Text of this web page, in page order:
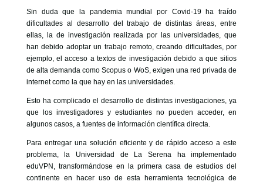
Sin duda que la pandemia mundial por Covid-19 ha traído
dificultades al desarrollo del trabajo de distintas áreas, entre
ellas, la de investigación realizada por las universidades, que
han debido adoptar un trabajo remoto, creando dificultades, por
ejemplo, el acceso a textos de investigación debido a que sitios
de alta demanda como Scopus o WoS, exigen una red privada de
internet como la que hay en las universidades.
Esto ha complicado el desarrollo de distintas investigaciones, ya
que los investigadores y estudiantes no pueden acceder, en
algunos casos, a fuentes de información científica directa.
Para entregar una solución eficiente y de rápido acceso a este
problema, la Universidad de La Serena ha implementado
eduVPN, transformándose en la primera casa de estudios del
continente en hacer uso de esta herramienta tecnológica de